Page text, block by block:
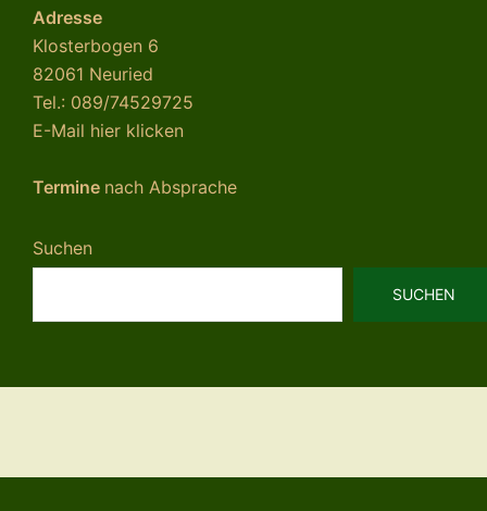
Adresse
Klosterbogen 6
82061 Neuried
Tel.: 089/74529725
E-Mail hier klicken
Termine nach Absprache
Suchen
SUCHEN